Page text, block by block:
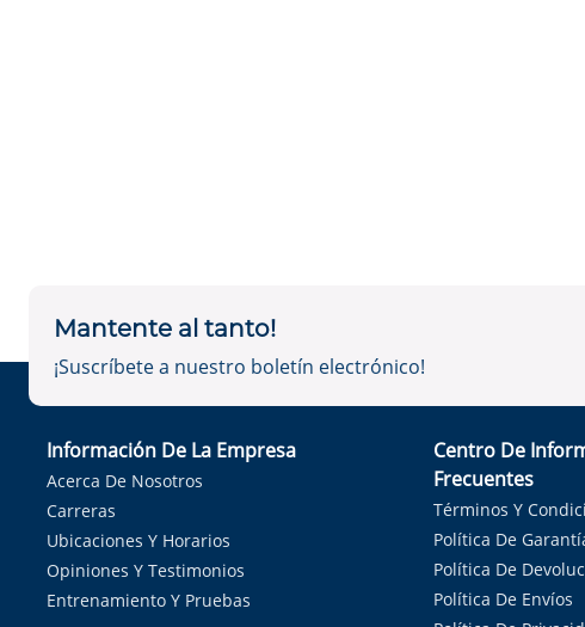
Mantente al tanto!
¡Suscríbete a nuestro boletín electrónico!
Información De La Empresa
Acerca De Nosotros
Carreras
Ubicaciones Y Horarios
Opiniones Y Testimonios
Entrenamiento Y Pruebas
Centro De
Frecuentes
Términos Y
Política De
Política De
Política De Envíos